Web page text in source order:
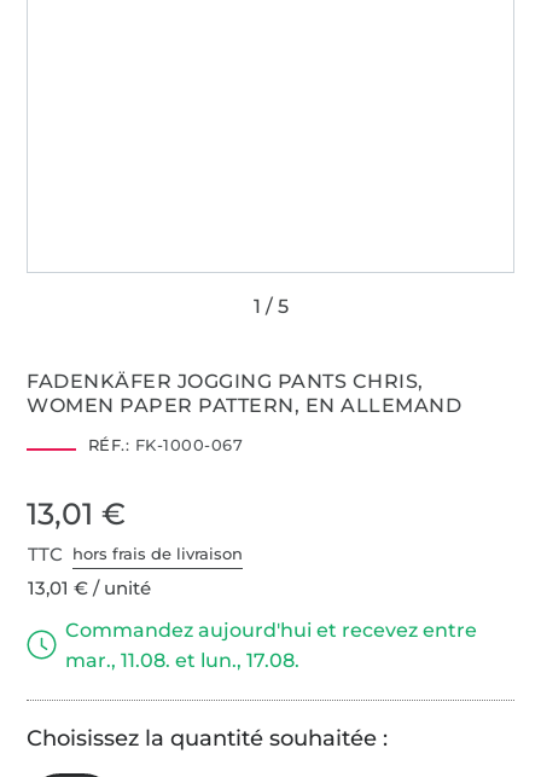
FADENKÄFER JOGGING PANTS CHRIS,
WOMEN PAPER PATTERN, EN ALLEMAND
RÉF.: FK-1000-067
13,01 €
TTC hors frais de livraison
13,01 € / unité
Commandez aujourd'hui et recevez entre
mar., 11.08. et lun., 17.08.
Choisissez la quantité souhaitée :